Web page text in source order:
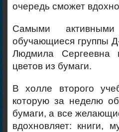
очередь сможет
Самыми
обучающиеся группы
Людмила Сергеевна
цветов из бумаги.
В холле второго
которую за неделю
бумаги, а все
вдохновляет: книги,